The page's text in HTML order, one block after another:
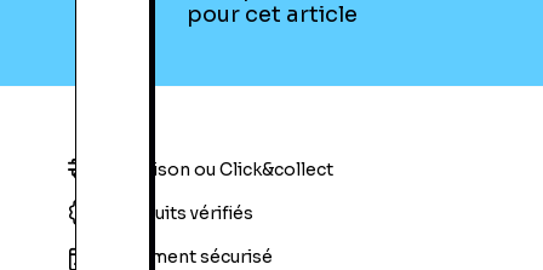
pour cet article
Livraison ou Click&collect
Produits vérifiés
Paiement sécurisé